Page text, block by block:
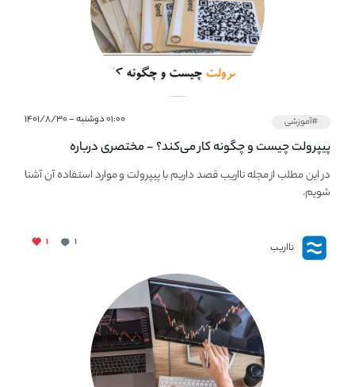
#آموزشی ۰۱:۰۰ دوشنبه - ۱۴۰۱/۸/۳۰
پیپر‌ولت چیست و چگونه کار می‌کند؟ - مختصری درباره
PaperWallet
در این مطلب از مجله نااریب قصد داریم با پیپر‌ولت و موارد استفاده آن آشنا
شویم.
نااریب ۱ ۱